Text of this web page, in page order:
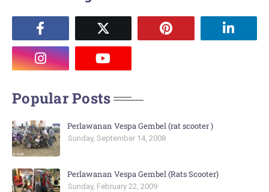
Popular Posts
Perlawanan Vespa Gembel (rat scooter )
Sunday, September 14, 2008
Perlawanan Vespa Gembel (Rats Scooter)
Sunday, February 22, 2009